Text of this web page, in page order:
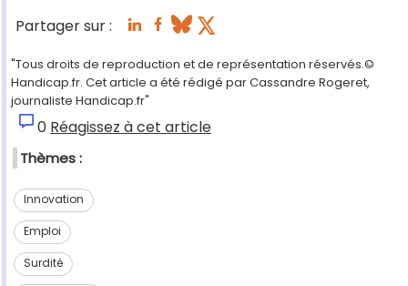
Partager sur :
"Tous droits de reproduction et de représentation réservés.©
Handicap.fr. Cet article a été rédigé par Cassandre Rogeret,
journaliste Handicap.fr"
0 Réagissez à cet article
Thèmes :
Innovation
Emploi
Surdité